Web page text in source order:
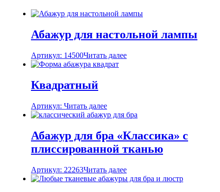
Абажур для настольной лампы
Артикул: 14500Читать далее
Квадратный
Артикул: Читать далее
Абажур для бра «Классика» с
плиссированной тканью
Артикул: 22263Читать далее